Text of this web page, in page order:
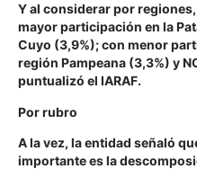
Y al considerar por
mayor participación en la
Cuyo (3,9%); con menor
región Pampeana (3,3%) y
puntualizó el IARAF.
Por rubro
A la vez, la entidad señaló
importante es la